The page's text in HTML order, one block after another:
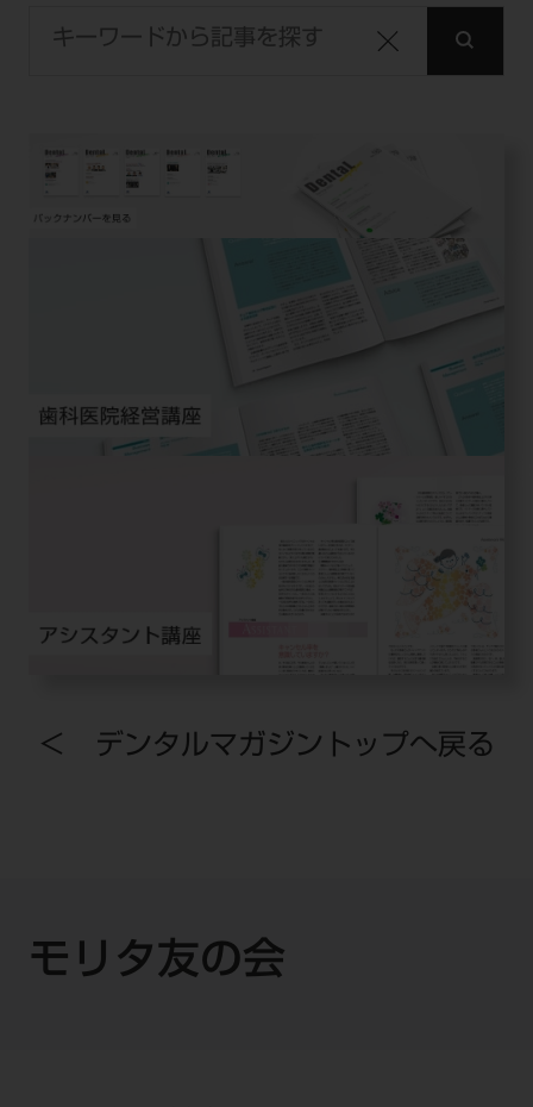
＜ デンタルマガジントップへ戻る
モリタ友の会